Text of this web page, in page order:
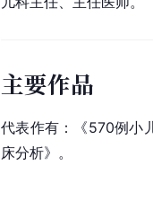
主要作品
代表作有：《570例小
床分析》。